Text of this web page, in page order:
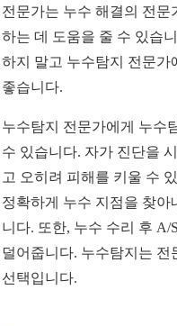
전문가는 누수 해결의 전
하는 데 도움을 줄 수 있습
하지 말고 누수탐지 전문가
좋습니다.
누수탐지 전문가에게 누수
수 있습니다. 자가 진단을
고 오히려 피해를 키울 수
정확하게 누수 지점을 찾
니다. 또한, 누수 수리 후 A/
덜어줍니다. 누수탐지는
선택입니다.